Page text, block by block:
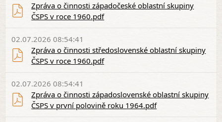
Zpráva o činnosti západočeské oblastní skupiny
ČSPS v roce 1960.pdf
Zpráva o činnosti středoslovenské oblastní skupiny
ČSPS v roce 1960.pdf
02.07.2026 08:54:41
Zpráva o činnosti západoslovenské oblastní skupiny
ČSPS v první polovině roku 1964.pdf
02.07.2026 08:54:41